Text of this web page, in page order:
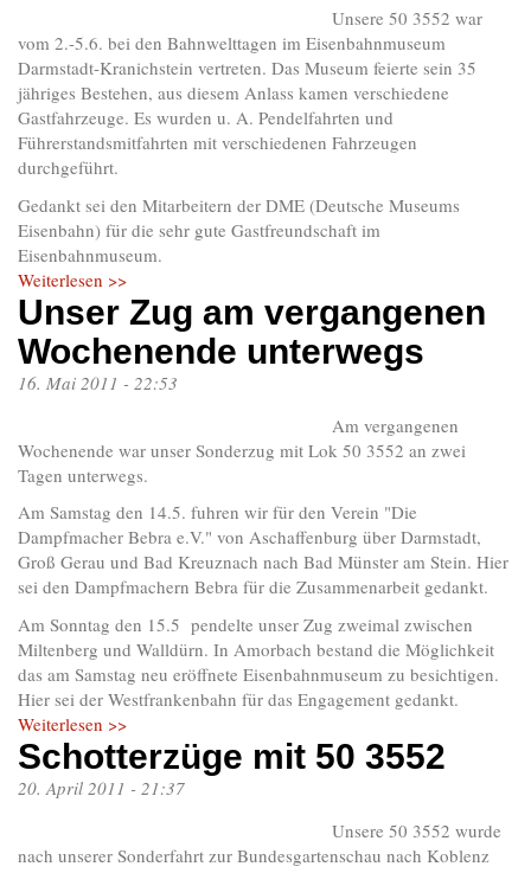
Unsere 50 3552 war
vom 2.-5.6. bei den Bahnwelttagen im Eisenbahnmuseum
Darmstadt-Kranichstein vertreten. Das Museum feierte sein 35
jähriges Bestehen, aus diesem Anlass kamen verschiedene
Gastfahrzeuge. Es wurden u. A. Pendelfahrten und
Führerstandsmitfahrten mit verschiedenen Fahrzeugen
durchgeführt.
Gedankt sei den Mitarbeitern der DME (Deutsche Museums
Eisenbahn) für die sehr gute Gastfreundschaft im
Eisenbahnmuseum.
Weiterlesen >>
Unser Zug am vergangenen
Wochenende unterwegs
16. Mai 2011 - 22:53
Am vergangenen
Wochenende war unser Sonderzug mit Lok 50 3552 an zwei
Tagen unterwegs.
Am Samstag den 14.5. fuhren wir für den Verein "Die
Dampfmacher Bebra e.V." von Aschaffenburg über Darmstadt,
Groß Gerau und Bad Kreuznach nach Bad Münster am Stein. Hier
sei den Dampfmachern Bebra für die Zusammenarbeit gedankt.
Am Sonntag den 15.5 pendelte unser Zug zweimal zwischen
Miltenberg und Walldürn. In Amorbach bestand die Möglichkeit
das am Samstag neu eröffnete Eisenbahnmuseum zu besichtigen.
Hier sei der Westfrankenbahn für das Engagement gedankt.
Weiterlesen >>
Schotterzüge mit 50 3552
20. April 2011 - 21:37
Unsere 50 3552 wurde
nach unserer Sonderfahrt zur Bundesgartenschau nach Koblenz